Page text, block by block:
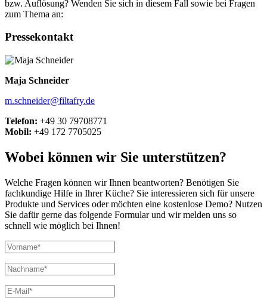
bzw. Auflösung? Wenden Sie sich in diesem Fall sowie bei Fragen
zum Thema an:
Pressekontakt
Maja Schneider
m.schneider@filtafry.de
Telefon: +49 30 79708771
Mobil: +49 172 7705025
Wobei können wir Sie unterstützen?
Welche Fragen können wir Ihnen beantworten? Benötigen Sie
fachkundige Hilfe in Ihrer Küche? Sie interessieren sich für unsere
Produkte und Services oder möchten eine kostenlose Demo? Nutzen
Sie dafür gerne das folgende Formular und wir melden uns so
schnell wie möglich bei Ihnen!